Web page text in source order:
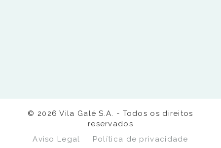
© 2026 Vila Galé S.A. - Todos os direitos
reservados
Aviso Legal
Política de privacidade